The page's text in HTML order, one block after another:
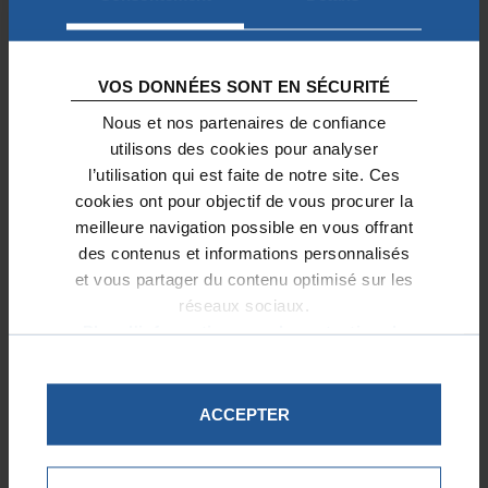
VOS DONNÉES SONT EN SÉCURITÉ
Nous et nos partenaires de confiance
utilisons des cookies pour analyser
l’utilisation qui est faite de notre site. Ces
cookies ont pour objectif de vous procurer la
meilleure navigation possible en vous offrant
des contenus et informations personnalisés
et vous partager du contenu optimisé sur les
réseaux sociaux.
Plus d'informations sur la protection de
ACCEPTER
être reçu par un notaire.
En savoir plus sur la Transmission
de patrimoine
VOTRE CONTACT